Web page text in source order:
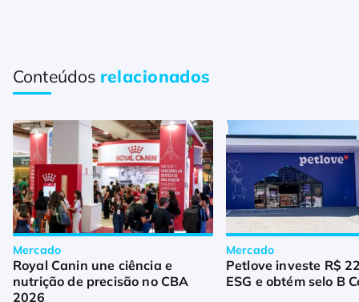
Conteúdos relacionados
Mercado
Royal Canin une ciência e
nutrição de precisão no CBA
2026
Mercado
Petlove investe R$
ESG e obtém selo B